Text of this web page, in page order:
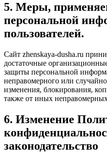
5. Меры,
персональной
пользователей.
Сайт zhenskaya-dusha.ru
достаточные
защиты персональной
неправомерного или
изменения, блокирования,
также от иных
6. Изменение
законодательство